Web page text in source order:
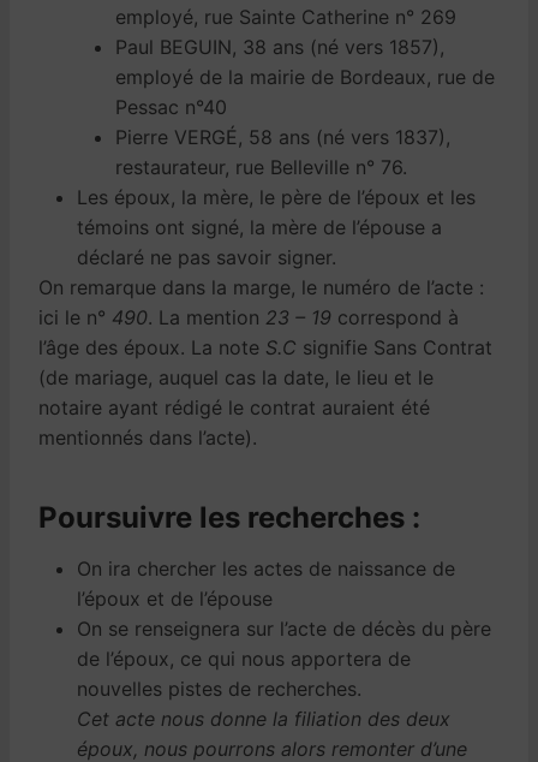
employé, rue Sainte Catherine n° 269
Paul BEGUIN, 38 ans (né vers 1857),
employé de la mairie de Bordeaux, rue de
Pessac n°40
Pierre VERGÉ, 58 ans (né vers 1837),
restaurateur, rue Belleville n° 76.
Les époux, la mère, le père de l’époux et les
témoins ont signé, la mère de l’épouse a
déclaré ne pas savoir signer.
On remarque dans la marge, le numéro de l’acte :
ici le n° 490. La mention 23 – 19 correspond à
l’âge des époux. La note S.C signifie Sans Contrat
(de mariage, auquel cas la date, le lieu et le
notaire ayant rédigé le contrat auraient été
mentionnés dans l’acte).
Poursuivre les recherches :
On ira chercher les actes de naissance de
l’époux et de l’épouse
On se renseignera sur l’acte de décès du père
de l’époux, ce qui nous apportera de
nouvelles pistes de recherches.
Cet acte nous donne la filiation des deux
époux, nous pourrons alors remonter d’une